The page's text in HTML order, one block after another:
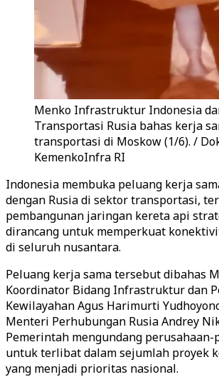
Menko Infrastruktur Indonesia
Transportasi Rusia bahas kerja
transportasi di Moskow (1/6). /
KemenkoInfra RI
Indonesia membuka peluang kerja
dengan Rusia di sektor transportasi,
pembangunan jaringan kereta api
dirancang untuk memperkuat
di seluruh nusantara.
Peluang kerja sama tersebut dibahas
Koordinator Bidang Infrastruktur dan
Kewilayahan Agus Harimurti
Menteri Perhubungan Rusia Andrey
Pemerintah mengundang perusahaan-
untuk terlibat dalam sejumlah proyek
yang menjadi prioritas nasional.